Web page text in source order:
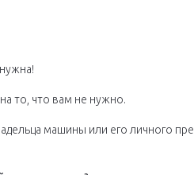
то, что вам не нужно.
машины или его личного